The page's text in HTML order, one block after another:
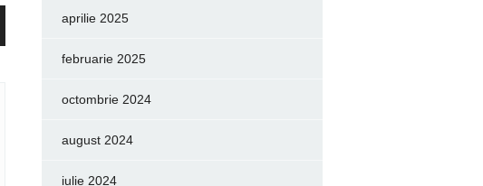
aprilie 2025
februarie 2025
octombrie 2024
august 2024
iulie 2024